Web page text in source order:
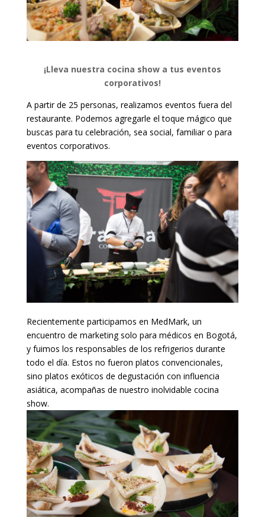
¡Lleva nuestra cocina show a tus eventos
corporativos!
A partir de 25 personas, realizamos eventos fuera del
restaurante. Podemos agregarle el toque mágico que
buscas para tu celebración, sea social, familiar o para
eventos corporativos.
Recientemente participamos en MedMark, un
encuentro de marketing solo para médicos en Bogotá,
y fuimos los responsables de los refrigerios durante
todo el día. Estos no fueron platos convencionales,
sino platos exóticos de degustación con influencia
asiática, acompañas de nuestro inolvidable cocina
show.